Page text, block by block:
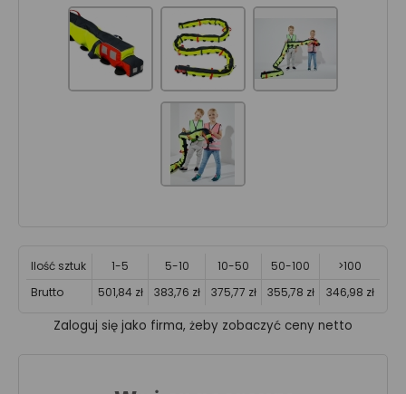
Ilość sztuk 1-5 5-10 10-50 50-100
>100
Brutto
501,84 zł 383,76 zł 375,77 zł 355,78 zł 346,98 zł
Zaloguj się jako firma, żeby zobaczyć ceny netto